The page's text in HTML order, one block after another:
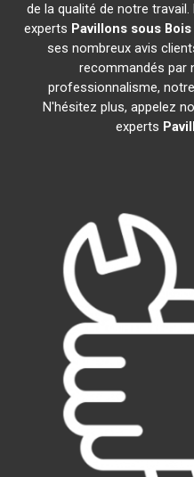
de la qualité de notre
experts Pavillons sous Bois
ses nombreux avis
recommandés par
professionnalisme,
N'hésitez plus, appelez
experts